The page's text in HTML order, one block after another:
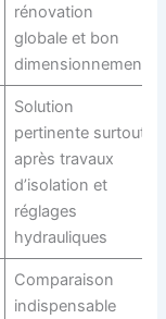
rénovation
globale et bon
dimensionnement
Solution
pertinente surtout
après travaux
d’isolation et
réglages
hydrauliques
Comparaison
indispensable